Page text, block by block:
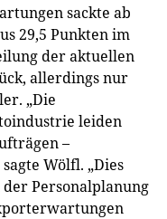
sackte ab
29,5 Punkten im
der aktuellen
allerdings nur
„Die
leiden
–
Wölfl. „Dies
Personalplanung